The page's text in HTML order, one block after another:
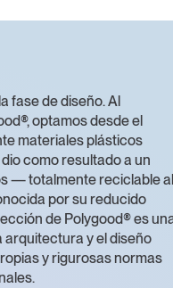
fase de diseño. Al
optamos desde el
materiales plásticos
como resultado a un
— totalmente reciclable al
por su reducido
de Polygood® es
arquitectura y el diseño
y rigurosas normas